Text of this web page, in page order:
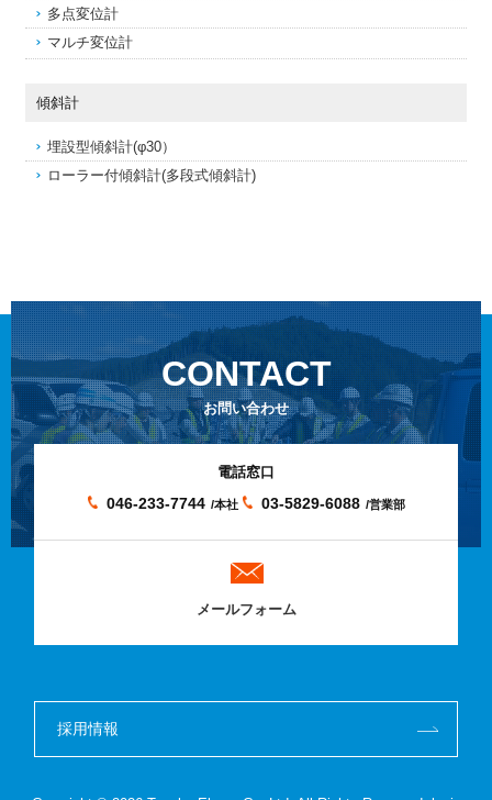
多点変位計
マルチ変位計
傾斜計
埋設型傾斜計(φ30）
ローラー付傾斜計(多段式傾斜計)
CONTACT
お問い合わせ
電話窓口
046-233-7744 /本社 03-5829-6088 /営業部
メールフォーム
採用情報